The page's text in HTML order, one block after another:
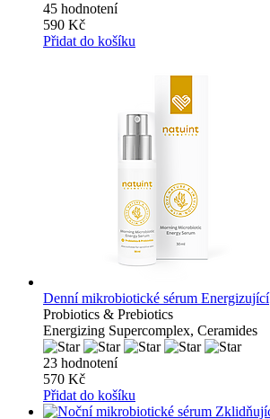
45 hodnotení
590 Kč
Přidat do košíku
Denní mikrobiotické sérum Energizující
Probiotics & Prebiotics
Energizing Supercomplex, Ceramides
23 hodnotení
570 Kč
Přidat do košíku